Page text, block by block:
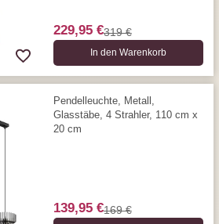
229,95 €319 €
In den Warenkorb
Pendelleuchte, Metall,
Glasstäbe, 4 Strahler, 110 cm x
20 cm
139,95 €169 €